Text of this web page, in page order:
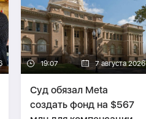
19:07 7 августа 2026
Суд обязал Meta
создать фонд на $567